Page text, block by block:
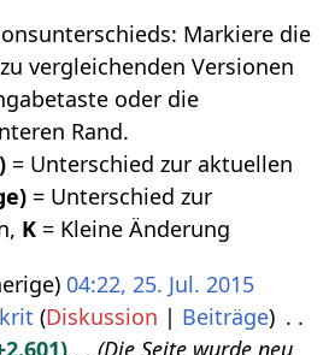
Markiere die
vergleichenden Versionen
oder die
Rand.
= Unterschied zur aktuellen
= Unterschied zur
K = Kleine Änderung
04:22, 25. Jul. 2015
Diskussion
Beiträge
Die Seite wurde neu